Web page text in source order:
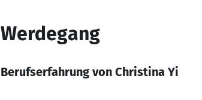
Werdegang
Berufserfahrung von Christina Yi